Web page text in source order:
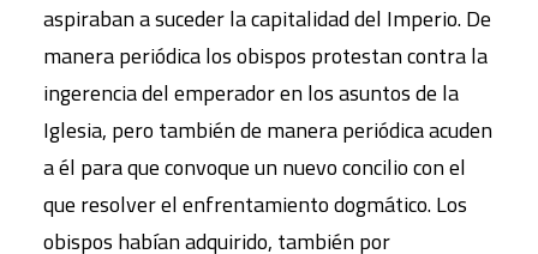
aspiraban a suceder la capitalidad del Imperio. De
manera periódica los obispos protestan contra la
ingerencia del emperador en los asuntos de la
Iglesia, pero también de manera periódica acuden
a él para que convoque un nuevo concilio con el
que resolver el enfrentamiento dogmático. Los
obispos habían adquirido, también por